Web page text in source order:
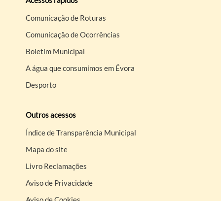
Comunicação de Roturas
Comunicação de Ocorrências
Boletim Municipal
A água que consumimos em Évora
Desporto
Outros acessos
Índice de Transparência Municipal
Mapa do site
Livro Reclamações
Aviso de Privacidade